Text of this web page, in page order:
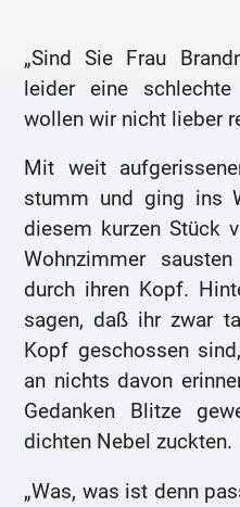
„Sind Sie Frau
leider eine schlechte
wollen wir nicht lieber
Mit weit
stumm und ging ins
diesem kurzen Stück
Wohnzimmer
durch ihren Kopf.
sagen, daß ihr zwar
Kopf geschossen
an nichts davon
Gedanken Blitze
dichten Nebel zuckten.
„Was, was ist denn